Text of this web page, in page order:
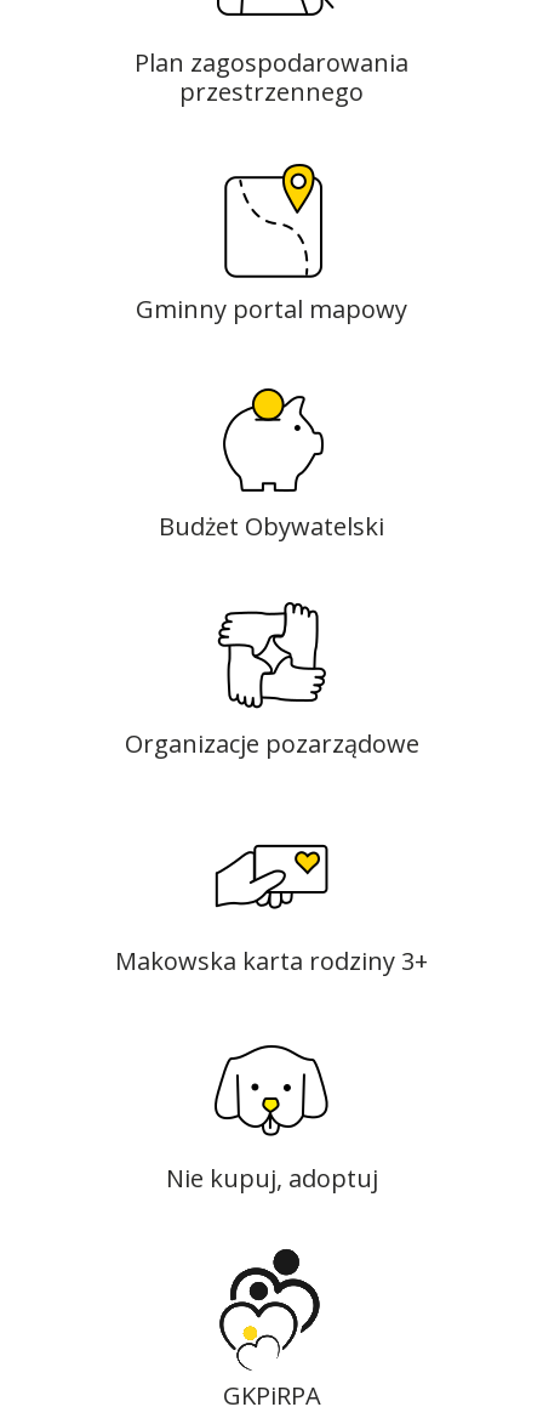
Plan zagospodarowania
przestrzennego
Gminny portal mapowy
Budżet Obywatelski
Organizacje pozarządowe
Makowska karta rodziny 3+
Nie kupuj, adoptuj
GKPiRPA